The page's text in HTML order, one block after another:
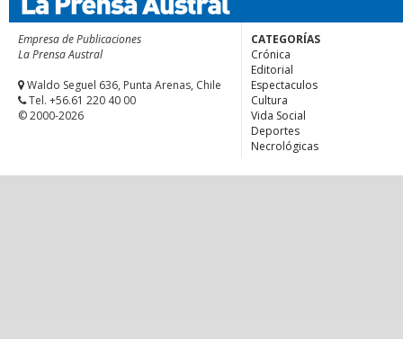
Empresa de Publicaciones
La Prensa Austral
Waldo Seguel 636, Punta Arenas, Chile
Tel. +56.61 220 40 00
© 2000-2026
CATEGORÍAS
Crónica
Editorial
Espectaculos
Cultura
Vida Social
Deportes
Necrológicas